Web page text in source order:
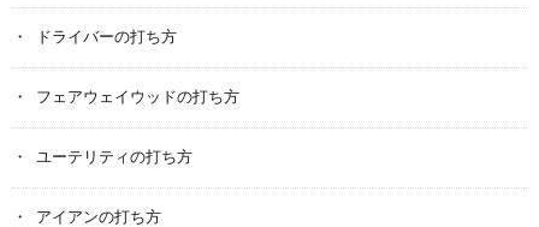
ドライバーの打ち方
フェアウェイウッドの打ち方
ユーテリティの打ち方
アイアンの打ち方